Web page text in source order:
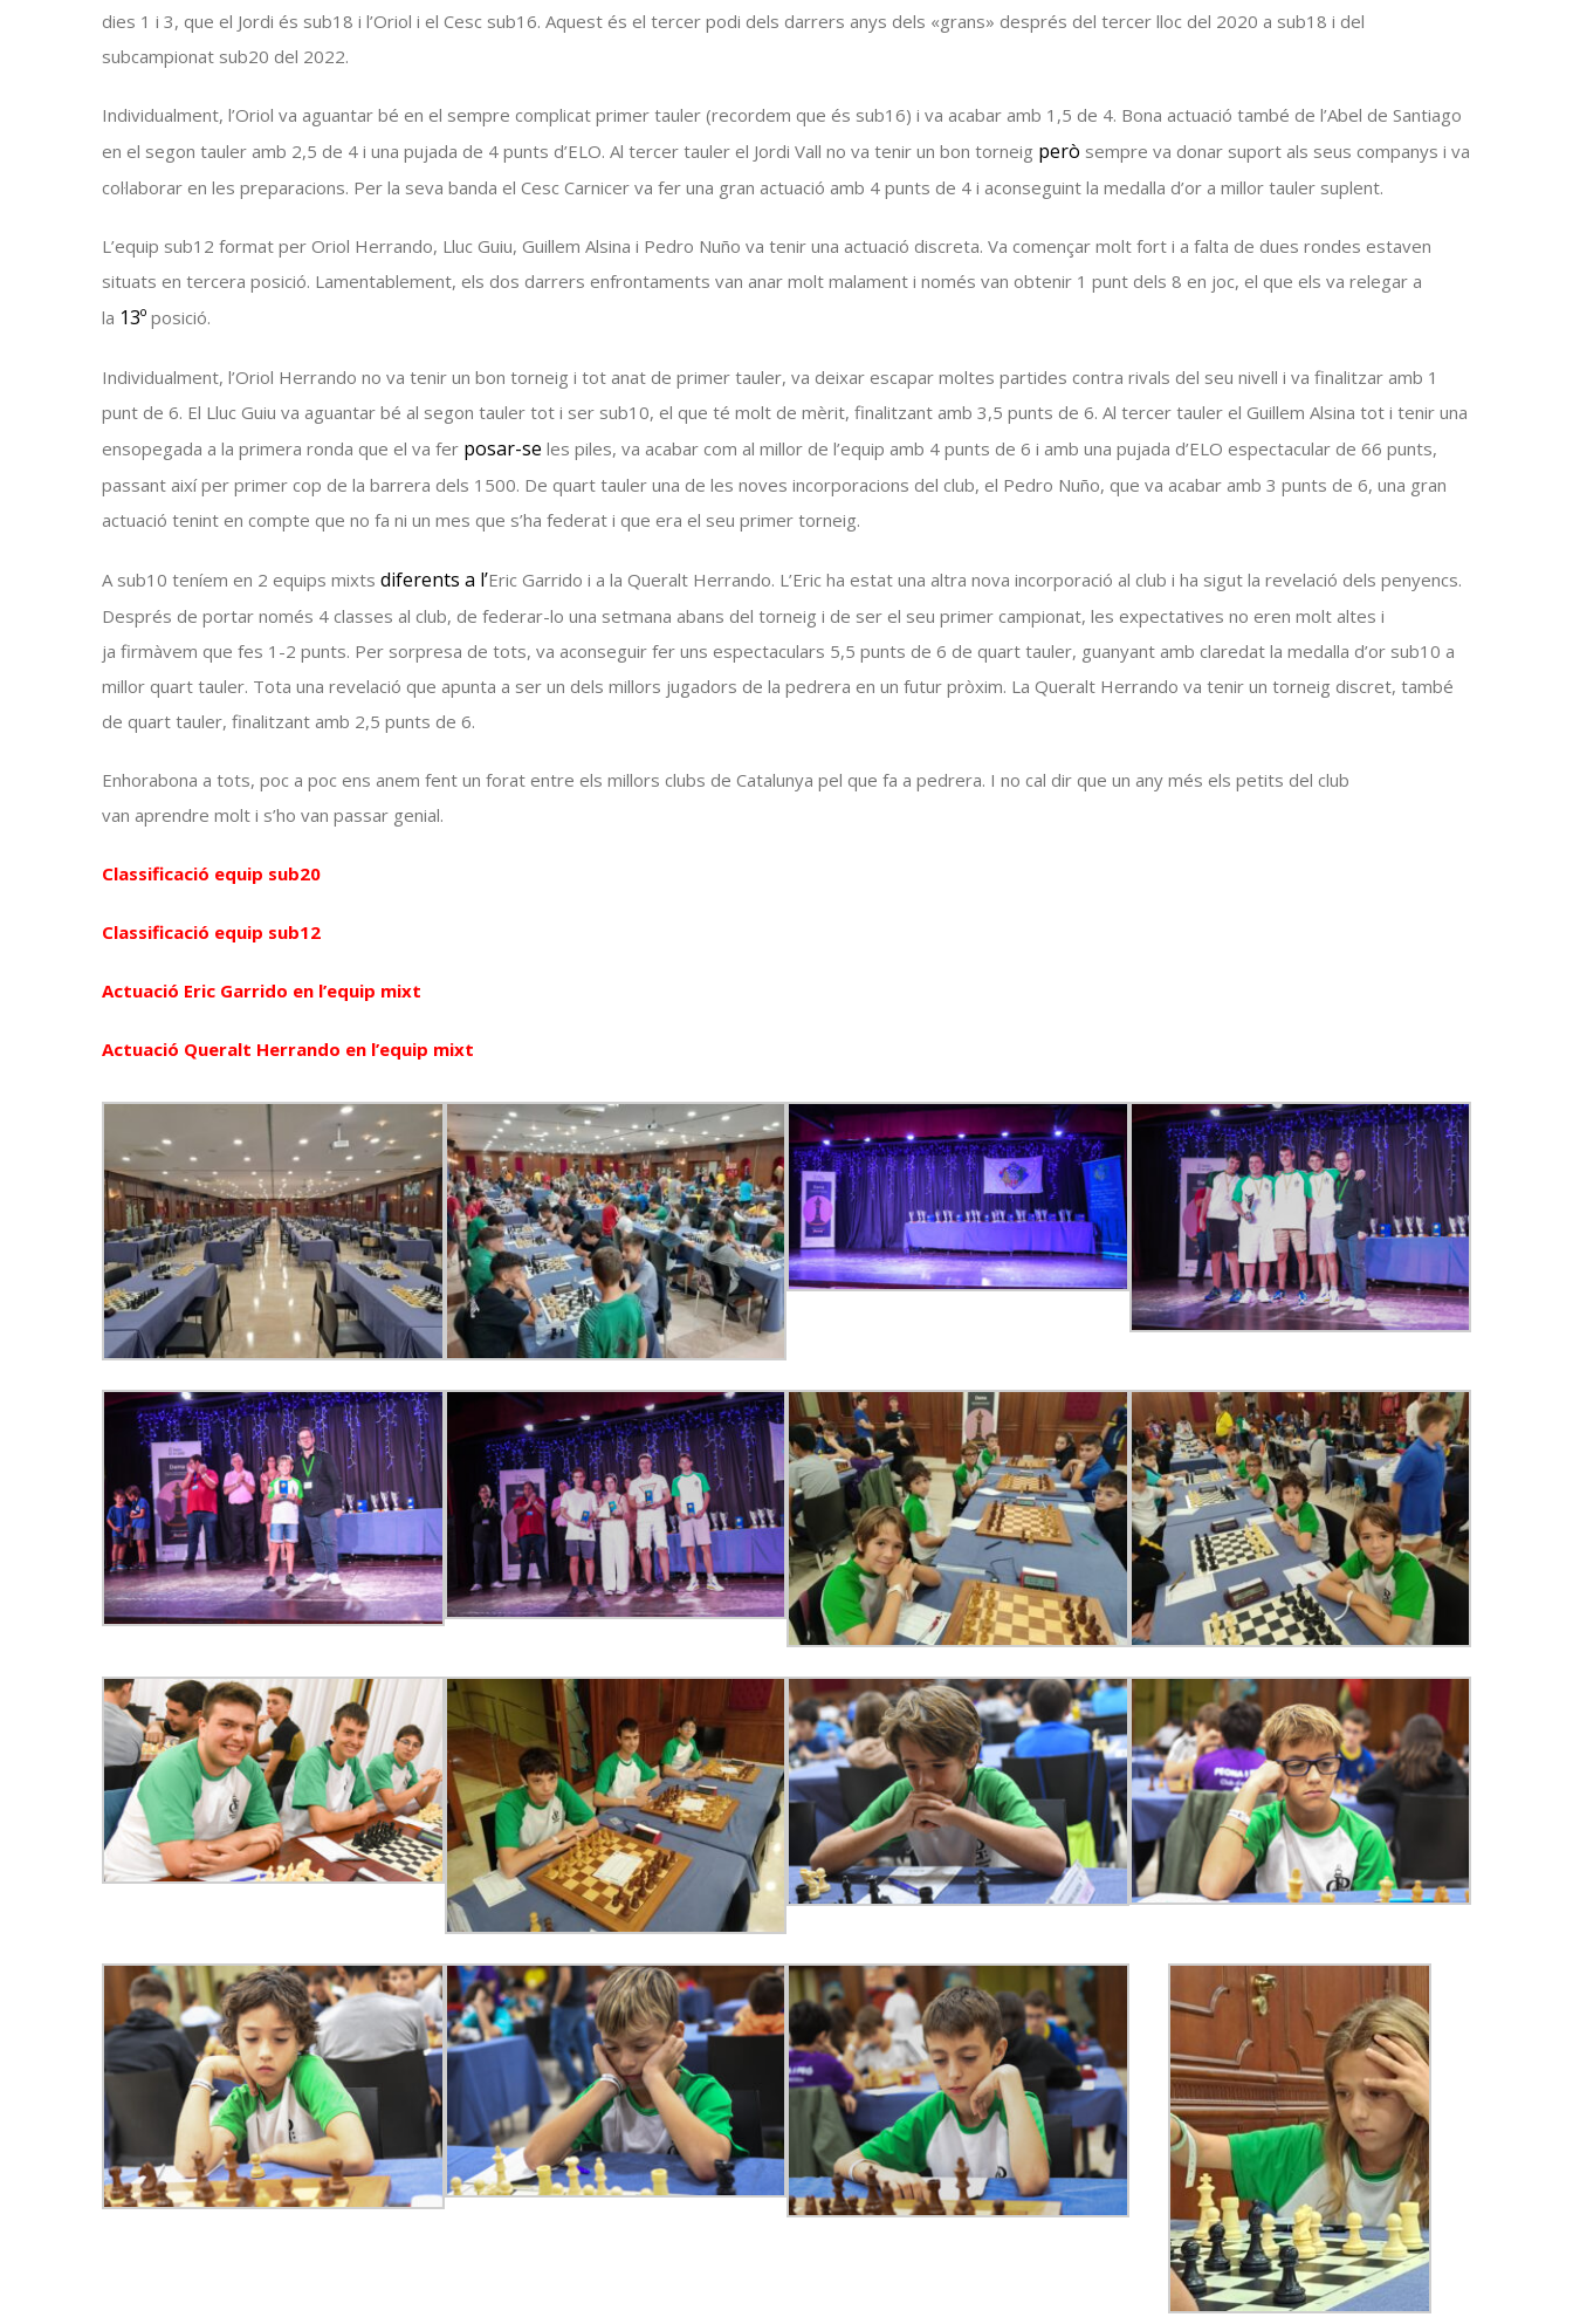
dies 1 i 3, que el Jordi és sub18 i l’Oriol i el Cesc sub16. Aquest és el tercer podi dels darrers anys dels «grans» després del tercer lloc del 2020 a sub18 i del
subcampionat sub20 del 2022.
Individualment, l’Oriol va aguantar bé en el sempre complicat primer tauler (recordem que és sub16) i va acabar amb 1,5 de 4. Bona actuació també de l’Abel de Santiago
en el segon tauler amb 2,5 de 4 i una pujada de 4 punts d’ELO. Al tercer tauler el Jordi Vall no va tenir un bon torneig però sempre va donar suport als seus companys i va
col·laborar en les preparacions. Per la seva banda el Cesc Carnicer va fer una gran actuació amb 4 punts de 4 i aconseguint la medalla d’or a millor tauler suplent.
L’equip sub12 format per Oriol Herrando, Lluc Guiu, Guillem Alsina i Pedro Nuño va tenir una actuació discreta. Va començar molt fort i a falta de dues rondes estaven
situats en tercera posició. Lamentablement, els dos darrers enfrontaments van anar molt malament i només van obtenir 1 punt dels 8 en joc, el que els va relegar a
la 13º posició.
Individualment, l’Oriol Herrando no va tenir un bon torneig i tot anat de primer tauler, va deixar escapar moltes partides contra rivals del seu nivell i va finalitzar amb 1
punt de 6. El Lluc Guiu va aguantar bé al segon tauler tot i ser sub10, el que té molt de mèrit, finalitzant amb 3,5 punts de 6. Al tercer tauler el Guillem Alsina tot i tenir una
ensopegada a la primera ronda que el va fer posar-se les piles, va acabar com al millor de l’equip amb 4 punts de 6 i amb una pujada d’ELO espectacular de 66 punts,
passant així per primer cop de la barrera dels 1500. De quart tauler una de les noves incorporacions del club, el Pedro Nuño, que va acabar amb 3 punts de 6, una gran
actuació tenint en compte que no fa ni un mes que s’ha federat i que era el seu primer torneig.
A sub10 teníem en 2 equips mixts diferents a l’Eric Garrido i a la Queralt Herrando. L’Eric ha estat una altra nova incorporació al club i ha sigut la revelació dels penyencs.
Després de portar només 4 classes al club, de federar-lo una setmana abans del torneig i de ser el seu primer campionat, les expectatives no eren molt altes i
ja firmàvem que fes 1-2 punts. Per sorpresa de tots, va aconseguir fer uns espectaculars 5,5 punts de 6 de quart tauler, guanyant amb claredat la medalla d’or sub10 a
millor quart tauler. Tota una revelació que apunta a ser un dels millors jugadors de la pedrera en un futur pròxim. La Queralt Herrando va tenir un torneig discret, també
de quart tauler, finalitzant amb 2,5 punts de 6.
Enhorabona a tots, poc a poc ens anem fent un forat entre els millors clubs de Catalunya pel que fa a pedrera. I no cal dir que un any més els petits del club
van aprendre molt i s’ho van passar genial.
Classificació equip sub20
Classificació equip sub12
Actuació Eric Garrido en l’equip mixt
Actuació Queralt Herrando en l’equip mixt